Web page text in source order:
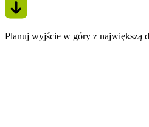
Planuj wyjście w góry z największą